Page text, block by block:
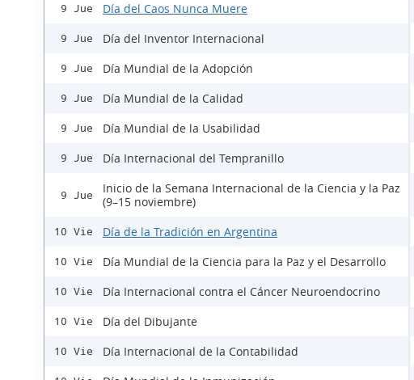
9 Jue Día del Caos Nunca Muere
9 Jue Día del Inventor Internacional
9 Jue Día Mundial de la Adopción
9 Jue Día Mundial de la Calidad
9 Jue Día Mundial de la Usabilidad
9 Jue Día Internacional del Tempranillo
9 Jue
Inicio de la Semana Internacional de la Ciencia y la Paz
(9–15 noviembre)
10 Vie Día de la Tradición en Argentina
10 Vie Día Mundial de la Ciencia para la Paz y el Desarrollo
10 Vie Día Internacional contra el Cáncer Neuroendocrino
10 Vie Día del Dibujante
10 Vie Día Internacional de la Contabilidad